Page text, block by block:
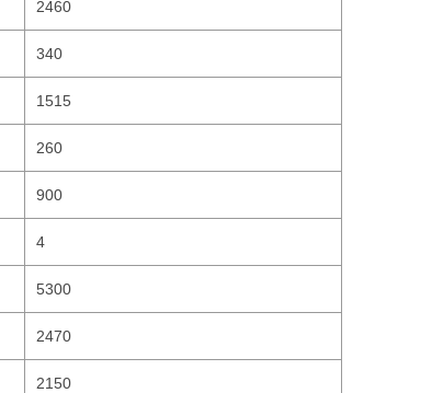
2460
340
1515
260
900
4
5300
2470
2150